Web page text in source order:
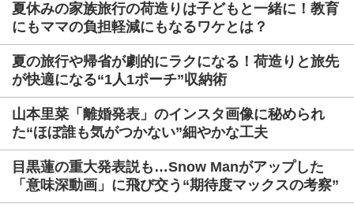
夏休みの家族旅行の荷造りは子どもと一緒に！教育
にもママの負担軽減にもなるワケとは？
夏の旅行や帰省が劇的にラクになる！荷造りと旅先
が快適になる“1人1ポーチ”収納術
山本里菜「離婚発表」のインスタ画像に秘められ
た“ほぼ誰も気がつかない”細やかな工夫
目黒蓮の重大発表説も…Snow Manがアップした
「意味深動画」に飛び交う“期待度マックスの考察”